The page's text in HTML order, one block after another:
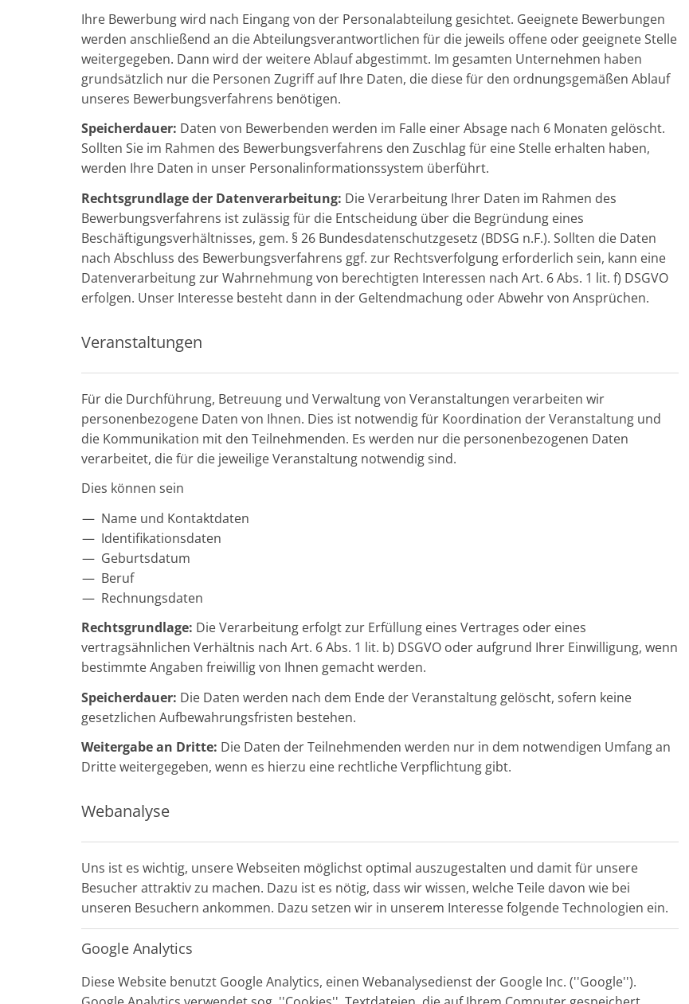
Ihre Bewerbung wird nach Eingang von der Personalabteilung gesichtet. Geeignete Bewerbungen
werden anschließend an die Abteilungsverantwortlichen für die jeweils offene oder geeignete Stelle
weitergegeben. Dann wird der weitere Ablauf abgestimmt. Im gesamten Unternehmen haben
grundsätzlich nur die Personen Zugriff auf Ihre Daten, die diese für den ordnungsgemäßen Ablauf
unseres Bewerbungsverfahrens benötigen.
Speicherdauer: Daten von Bewerbenden werden im Falle einer Absage nach 6 Monaten gelöscht.
Sollten Sie im Rahmen des Bewerbungsverfahrens den Zuschlag für eine Stelle erhalten haben,
werden Ihre Daten in unser Personalinformationssystem überführt.
Rechtsgrundlage der Datenverarbeitung: Die Verarbeitung Ihrer Daten im Rahmen des
Bewerbungsverfahrens ist zulässig für die Entscheidung über die Begründung eines
Beschäftigungsverhältnisses, gem. § 26 Bundesdatenschutzgesetz (BDSG n.F.). Sollten die Daten
nach Abschluss des Bewerbungsverfahrens ggf. zur Rechtsverfolgung erforderlich sein, kann eine
Datenverarbeitung zur Wahrnehmung von berechtigten Interessen nach Art. 6 Abs. 1 lit. f) DSGVO
erfolgen. Unser Interesse besteht dann in der Geltendmachung oder Abwehr von Ansprüchen.
Veranstaltungen
Für die Durchführung, Betreuung und Verwaltung von Veranstaltungen verarbeiten wir
personenbezogene Daten von Ihnen. Dies ist notwendig für Koordination der Veranstaltung und
die Kommunikation mit den Teilnehmenden. Es werden nur die personenbezogenen Daten
verarbeitet, die für die jeweilige Veranstaltung notwendig sind.
Dies können sein
Name und Kontaktdaten
Identifikationsdaten
Geburtsdatum
Beruf
Rechnungsdaten
Rechtsgrundlage: Die Verarbeitung erfolgt zur Erfüllung eines Vertrages oder eines
vertragsähnlichen Verhältnis nach Art. 6 Abs. 1 lit. b) DSGVO oder aufgrund Ihrer Einwilligung, wenn
bestimmte Angaben freiwillig von Ihnen gemacht werden.
Speicherdauer: Die Daten werden nach dem Ende der Veranstaltung gelöscht, sofern keine
gesetzlichen Aufbewahrungsfristen bestehen.
Weitergabe an Dritte: Die Daten der Teilnehmenden werden nur in dem notwendigen Umfang an
Dritte weitergegeben, wenn es hierzu eine rechtliche Verpflichtung gibt.
Webanalyse
Uns ist es wichtig, unsere Webseiten möglichst optimal auszugestalten und damit für unsere
Besucher attraktiv zu machen. Dazu ist es nötig, dass wir wissen, welche Teile davon wie bei
unseren Besuchern ankommen. Dazu setzen wir in unserem Interesse folgende Technologien ein.
Google Analytics
Diese Website benutzt Google Analytics, einen Webanalysedienst der Google Inc. (''Google'').